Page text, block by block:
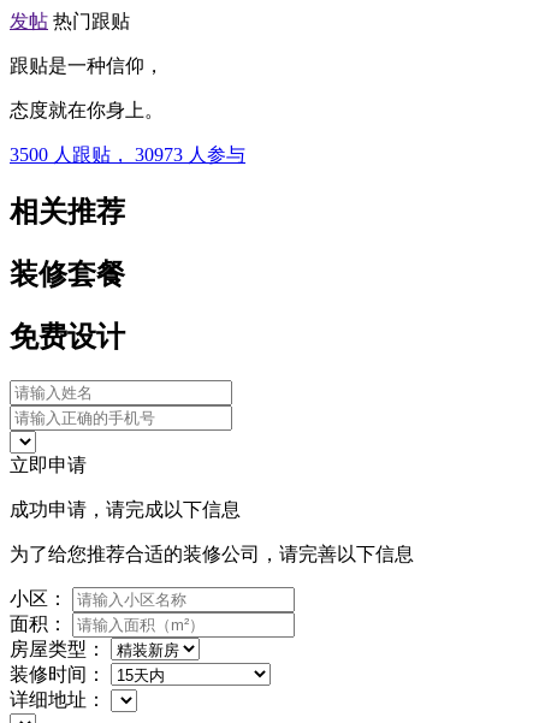
发帖 热门跟贴
跟贴是一种信仰，
态度就在你身上。
3500 人跟贴， 30973 人参与
相关推荐
装修套餐
免费设计
立即申请
成功申请，请完成以下信息
为了给您推荐合适的装修公司，请完善以下信息
小区：
面积：
房屋类型：
装修时间：
详细地址：